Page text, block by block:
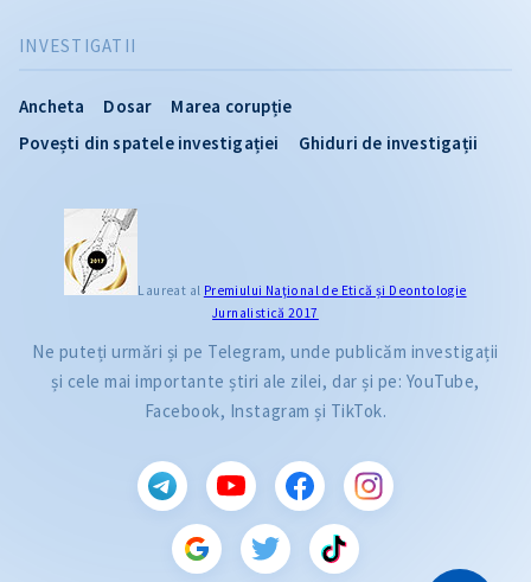
INVESTIGATII
Ancheta Dosar
Marea corupție
Povești din spatele investigației
Ghiduri de investigații
Laureat al Premiului Naţional de Etică și Deontologie
Jurnalistică 2017
Ne puteți urmări și pe Telegram, unde publicăm investigații
și cele mai importante știri ale zilei, dar și pe: YouTube,
Facebook, Instagram și TikTok.